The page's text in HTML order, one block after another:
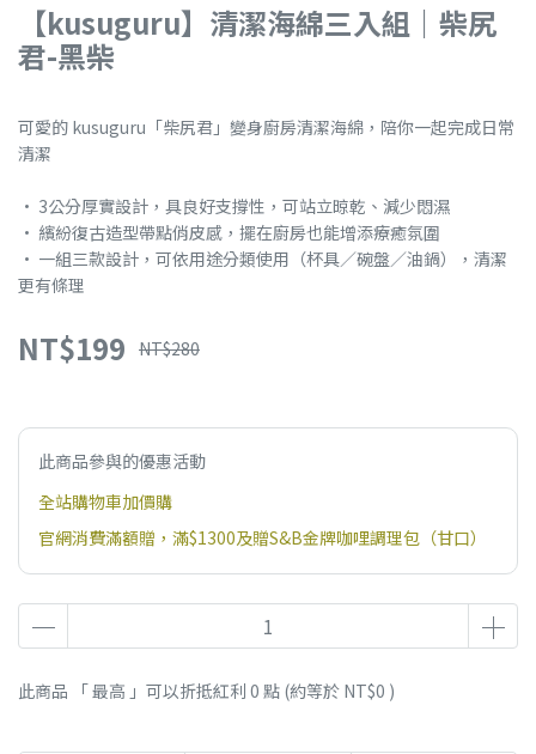
【kusuguru】清潔海綿三入組｜柴尻
君-黑柴
可愛的 kusuguru「柴尻君」變身廚房清潔海綿，陪你一起完成日常
清潔
• 3公分厚實設計，具良好支撐性，可站立晾乾、減少悶濕
• 繽紛復古造型帶點俏皮感，擺在廚房也能增添療癒氛圍
• 一組三款設計，可依用途分類使用（杯具／碗盤／油鍋），清潔
更有條理
NT$199 NT$280
此商品參與的優惠活動
全站購物車加價購
官網消費滿額贈，滿$1300及贈S&B金牌咖哩調理包（甘口）
此商品 「 最高 」可以折抵紅利 0 點 (約等於 NT$0 )